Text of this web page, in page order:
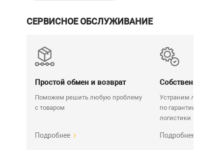
СЕРВИСНОЕ ОБСЛУЖИВАНИЕ
Простой обмен и возврат
Поможем решить любую проблему
с товаром
Подробнее
Собственный
Устраним любую
по гарантии. Срок
логистики
Подробнее